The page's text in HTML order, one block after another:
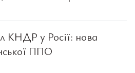
КНДР у Росії: нова
ППО